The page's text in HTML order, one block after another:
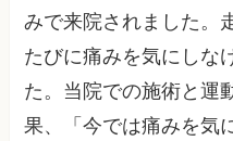
みで来院されました。
たびに痛みを気にしな
た。当院での施術と運
果、「今では痛みを気